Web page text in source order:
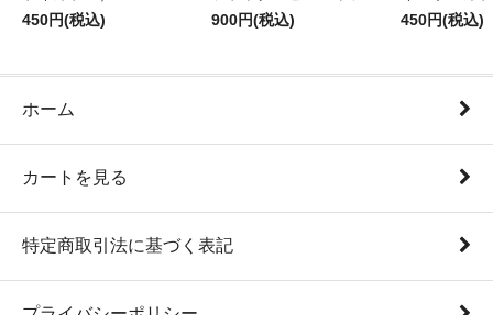
450円(税込)
900円(税込)
450円(税込)
ホーム
カートを見る
特定商取引法に基づく表記